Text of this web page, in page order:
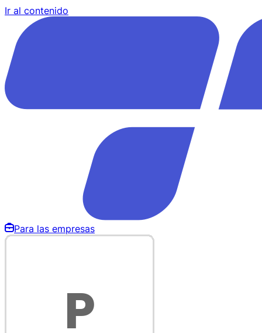
Ir al contenido
Para las empresas